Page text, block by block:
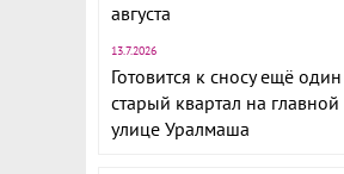
августа
13.7.2026
Готовится к сносу ещё один
старый квартал на главной
улице Уралмаша